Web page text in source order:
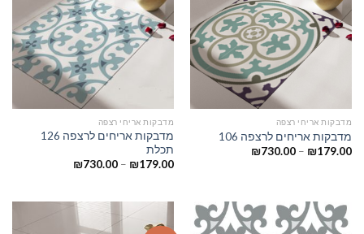
מדבקות אריחי רצפה
מדבקות אריחים לרצפה 106
₪179.00
–
₪730.00
מדבקות אריחי רצפה
מדבקות אריחים לרצפה 126
תכלת
₪179.00
–
₪730.00